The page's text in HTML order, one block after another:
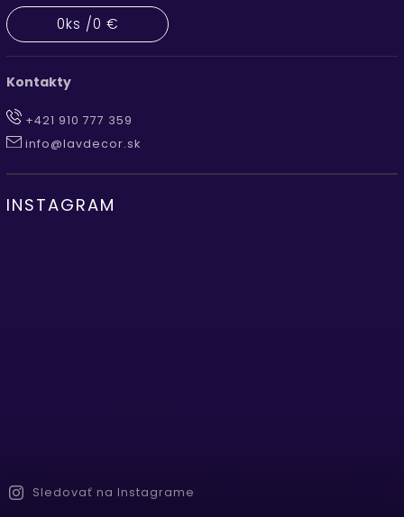
0ks /0 €
Kontakty
+421 910 777 359
info@lavdecor.sk
INSTAGRAM
Sledovať na Instagrame